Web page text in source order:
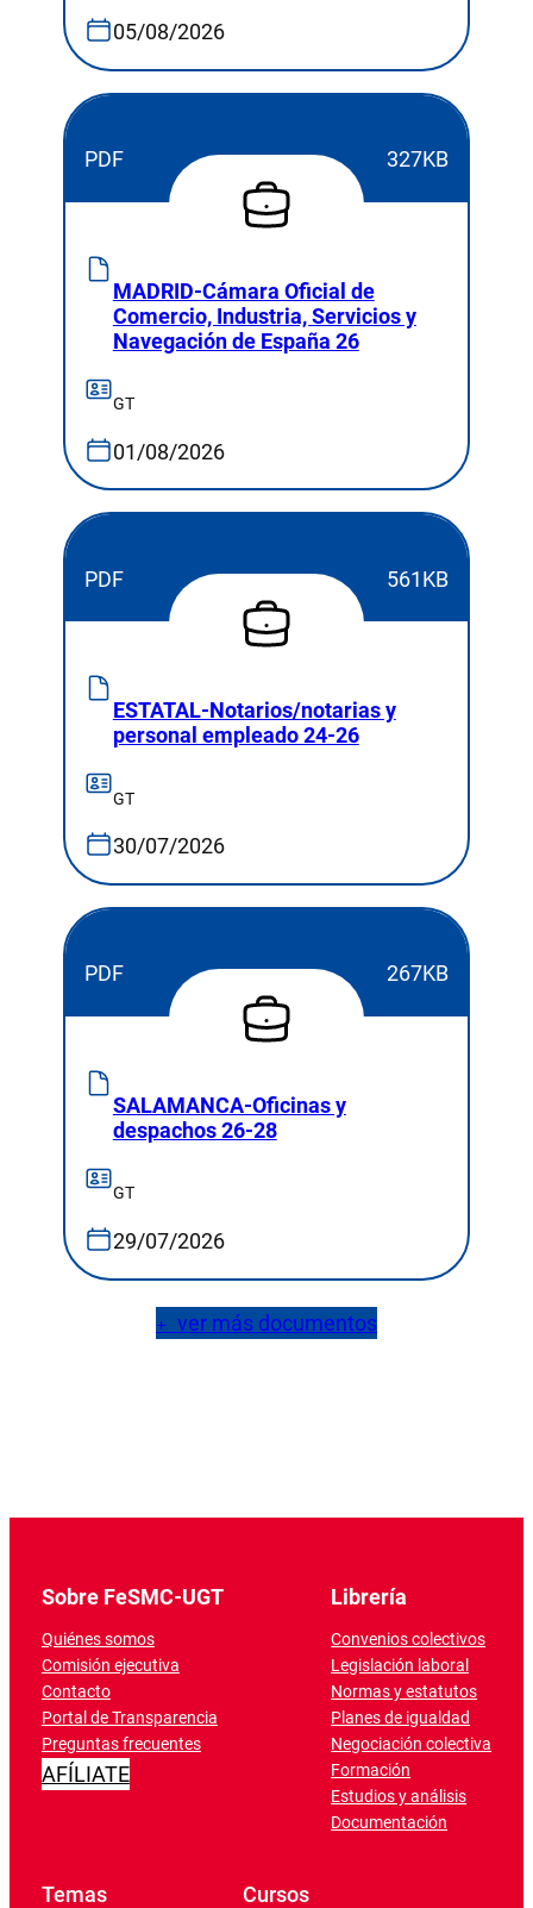
05/08/2026
PDF 327KB
MADRID-Cámara Oficial de
Comercio, Industria, Servicios y
Navegación de España 26
GT
01/08/2026
PDF 561KB
ESTATAL-Notarios/notarias y
personal empleado 24-26
GT
30/07/2026
PDF 267KB
SALAMANCA-Oficinas y
despachos 26-28
GT
29/07/2026
+ ver más documentos
Sobre FeSMC-UGT
Quiénes somos
Comisión ejecutiva
Contacto
Portal de Transparencia
Preguntas frecuentes
AFÍLIATE
Librería
Convenios colectivos
Legislación laboral
Normas y estatutos
Planes de igualdad
Negociación colectiva
Formación
Estudios y análisis
Documentación
Temas Cursos